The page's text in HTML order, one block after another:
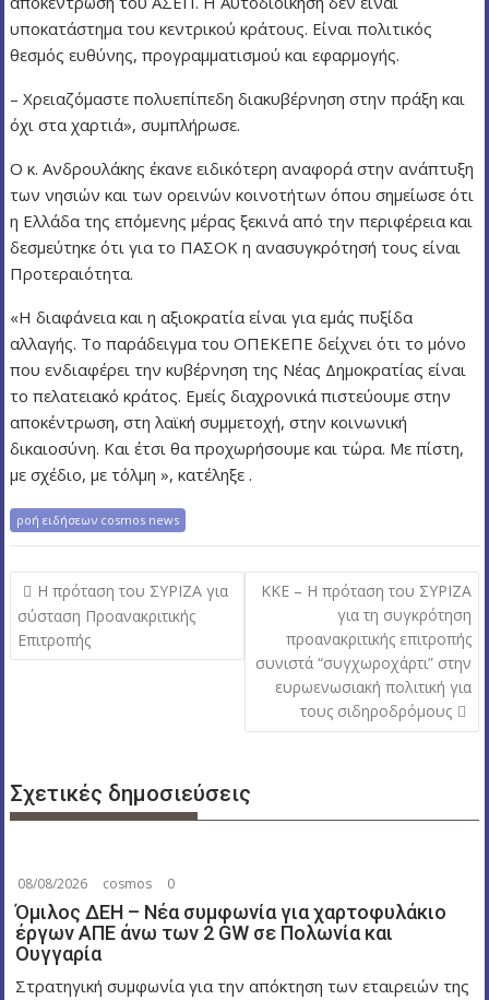
υποκατάστημα του κεντρικού κράτους. Είναι πολιτικός
θεσμός ευθύνης, προγραμματισμού και εφαρμογής.
– Χρειαζόμαστε πολυεπίπεδη διακυβέρνηση στην πράξη και
όχι στα χαρτιά», συμπλήρωσε.
Ο κ. Ανδρουλάκης έκανε ειδικότερη αναφορά στην ανάπτυξη
των νησιών και των ορεινών κοινοτήτων όπου σημείωσε ότι
η Ελλάδα της επόμενης μέρας ξεκινά από την περιφέρεια και
δεσμεύτηκε ότι για το ΠΑΣΟΚ η ανασυγκρότησή τους είναι
Προτεραιότητα.
«Η διαφάνεια και η αξιοκρατία είναι για εμάς πυξίδα
αλλαγής. Το παράδειγμα του ΟΠΕΚΕΠΕ δείχνει ότι το μόνο
που ενδιαφέρει την κυβέρνηση της Νέας Δημοκρατίας είναι
το πελατειακό κράτος. Εμείς διαχρονικά πιστεύουμε στην
αποκέντρωση, στη λαϊκή συμμετοχή, στην κοινωνική
δικαιοσύνη. Και έτσι θα προχωρήσουμε και τώρα. Με πίστη,
με σχέδιο, με τόλμη », κατέληξε .
ροή ειδήσεων cosmos news
Π
λ
ο
η
ά
θ
ρ
ω
ν
Η πρόταση του ΣΥΡΙΖΑ για
σύσταση Προανακριτικής
Επιτροπής
ΚΚΕ – Η πρόταση του ΣΥΡΙΖΑ
για τη συγκρότηση
προανακριτικής επιτροπής
συνιστά “συγχωροχάρτι” στην
ευρωενωσιακή πολιτική για
τους σιδηροδρόμους
Σχετικές δημοσιεύσεις
08/08/2026 cosmos 0
Όμιλος ΔΕΗ – Νέα συμφωνία για χαρτοφυλάκιο
έργων ΑΠΕ άνω των 2 GW σε Πολωνία και
Ουγγαρία
Στρατηγική συμφωνία για την απόκτηση των εταιρειών της